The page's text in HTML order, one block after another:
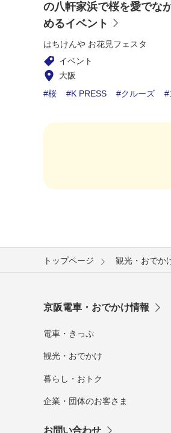
の八軒家浜で桜を愛でな
めるイベント
はちけんや お花見フェスタ
イベント
大阪
桜
K PRESS クルーズ
トップページ 観光・おでか
京阪電車・おでかけ情報
電車・きっぷ
観光・おでかけ
暮らし・おトク
企業・団体のお客さま
お問い合わせ